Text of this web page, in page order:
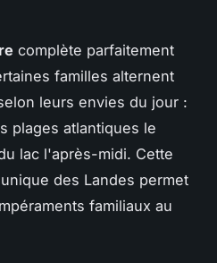
complète parfaitement
familles alternent
leurs envies du jour :
plages atlantiques le
lac l'après-midi. Cette
des Landes permet
familiaux au